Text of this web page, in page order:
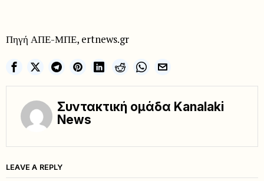
Πηγή ΑΠΕ-ΜΠΕ, ertnews.gr
Συντακτική ομάδα Kanalaki
News
LEAVE A REPLY